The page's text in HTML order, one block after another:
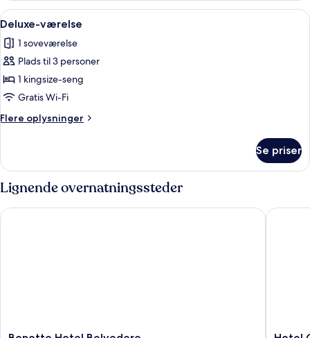
bjergudsigt
Indlæs
alle
billeder
af
Deluxe-
værelse
Et hotelværelse med en seng, et
3
Deluxe-værelse
1 soveværelse
Plads til 3 personer
1 kingsize-seng
Gratis Wi-Fi
Flere oplysninger
Flere
værelse
Se priser
Lignende overnatningssteder
Bonotto Hotel Belvedere Hotel